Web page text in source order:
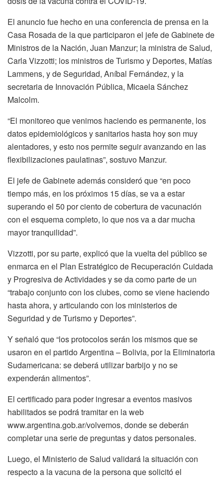
El anuncio fue hecho en una conferencia de prensa en la
Casa Rosada de la que participaron el jefe de Gabinete de
Ministros de la Nación, Juan Manzur; la ministra de Salud,
Carla Vizzotti; los ministros de Turismo y Deportes, Matías
Lammens, y de Seguridad, Aníbal Fernández, y la
secretaria de Innovación Pública, Micaela Sánchez
Malcolm.
“El monitoreo que venimos haciendo es permanente, los
datos epidemiológicos y sanitarios hasta hoy son muy
alentadores, y esto nos permite seguir avanzando en las
flexibilizaciones paulatinas”, sostuvo Manzur.
El jefe de Gabinete además consideró que “en poco
tiempo más, en los próximos 15 días, se va a estar
superando el 50 por ciento de cobertura de vacunación
con el esquema completo, lo que nos va a dar mucha
mayor tranquilidad”.
Vizzotti, por su parte, explicó que la vuelta del público se
enmarca en el Plan Estratégico de Recuperación Cuidada
y Progresiva de Actividades y se da como parte de un
“trabajo conjunto con los clubes, como se viene haciendo
hasta ahora, y articulando con los ministerios de
Seguridad y de Turismo y Deportes”.
Y señaló que “los protocolos serán los mismos que se
usaron en el partido Argentina – Bolivia, por la Eliminatoria
Sudamericana: se deberá utilizar barbijo y no se
expenderán alimentos”.
El certificado para poder ingresar a eventos masivos
habilitados se podrá tramitar en la web
www.argentina.gob.ar/volvemos, donde se deberán
completar una serie de preguntas y datos personales.
Luego, el Ministerio de Salud validará la situación con
respecto a la vacuna de la persona que solicitó el